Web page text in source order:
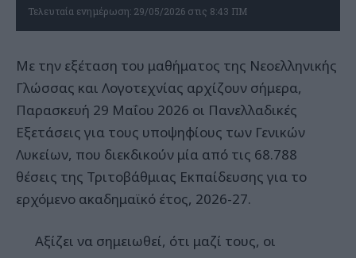
Τελευταία ενημέρωση: 29/05/2026 στις 8:43 ΠΜ
Με την εξέταση του μαθήματος της Νεοελληνικής
Γλώσσας και Λογοτεχνίας αρχίζουν σήμερα,
Παρασκευή 29 Μαΐου 2026 οι Πανελλαδικές
Εξετάσεις για τους υποψηφίους των Γενικών
Λυκείων, που διεκδικούν μία από τις 68.788
θέσεις της Τριτοβάθμιας Εκπαίδευσης για το
ερχόμενο ακαδημαϊκό έτος, 2026-27.
Αξίζει να σημειωθεί, ότι μαζί τους, οι